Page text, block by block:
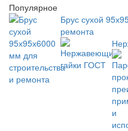
Популярное
Брус сухой
ремонта